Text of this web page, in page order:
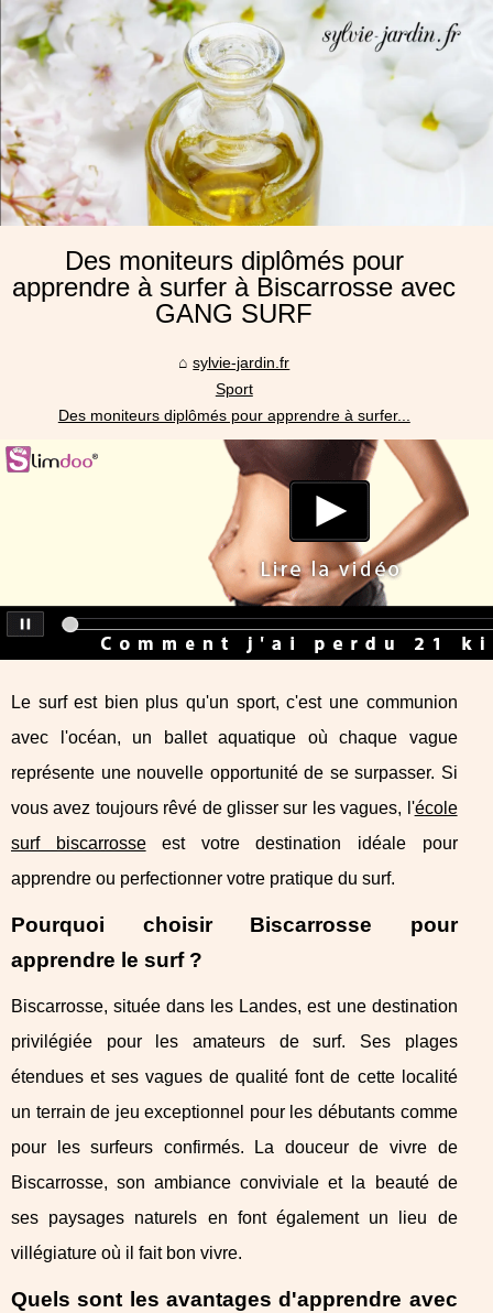
Des moniteurs diplômés pour
apprendre à surfer à Biscarrosse avec
GANG SURF
sylvie-jardin.fr
Sport
Des moniteurs diplômés pour apprendre à surfer...
Le surf est bien plus qu'un sport, c'est une communion
avec l'océan, un ballet aquatique où chaque vague
représente une nouvelle opportunité de se surpasser. Si
vous avez toujours rêvé de glisser sur les vagues, l'école
surf biscarrosseest votre destination idéale pour
apprendre ou perfectionner votre pratique du surf.
Pourquoi choisir Biscarrosse pour
apprendre le surf ?
Biscarrosse, située dans les Landes, est une destination
privilégiée pour les amateurs de surf. Ses plages
étendues et ses vagues de qualité font de cette localité
un terrain de jeu exceptionnel pour les débutants comme
pour les surfeurs confirmés. La douceur de vivre de
Biscarrosse, son ambiance conviviale et la beauté de
ses paysages naturels en font également un lieu de
villégiature où il fait bon vivre.
Quels sont les avantages d'apprendre avec